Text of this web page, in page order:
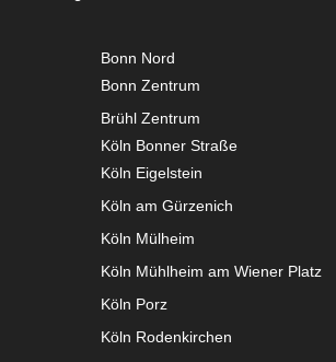
Bonn Nord
Bonn Zentrum
Brühl Zentrum
Köln Bonner Straße
Köln Eigelstein
Köln am Gürzenich
Köln Mülheim
Köln Mühlheim am Wiener Platz
Köln Porz
Köln Rodenkirchen